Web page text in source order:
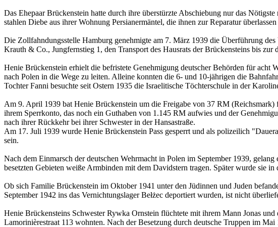
Das Ehepaar Brückenstein hatte durch ihre überstürzte Abschiebung nur das
stahlen Diebe aus ihrer Wohnung Persianermäntel, die ihnen zur Reparatur
Die Zollfahndungsstelle Hamburg genehmigte am 7. März 1939 die Überführung
Krauth & Co., Jungfernstieg 1, den Transport des Hausrats der Brückensteins bis zur
Henie Brückenstein erhielt die befristete Genehmigung deutscher Behörden für
nach Polen in die Wege zu leiten. Alleine konnten die 6- und 10-jährigen die
Tochter Fanni besuchte seit Ostern 1935 die Israelitische Töchterschule in der
Am 9. April 1939 bat Henie Brückenstein um die Freigabe von 37 RM
ihrem Sperrkonto, das noch ein Guthaben von 1.145 RM aufwies und der
nach ihrer Rückkehr bei ihrer Schwester in der Hansastraße.
Am 17. Juli 1939 wurde Henie Brückenstein Pass gesperrt und als polizeilich
sein.
Nach dem Einmarsch der deutschen Wehrmacht in Polen im September 1939,
besetzten Gebieten weiße Armbinden mit dem Davidstern tragen. Später wurde sie
Ob sich Familie Brückenstein im Oktober 1941 unter den Jüdinnen und Juden
September 1942 ins das Vernichtungslager Bełżec deportiert wurden, ist nicht
Henie Brückensteins Schwester Rywka Ornstein flüchtete mit ihrem Mann Jonas
Lamorinièrestraat 113 wohnten. Nach der Besetzung durch deutsche Truppen im